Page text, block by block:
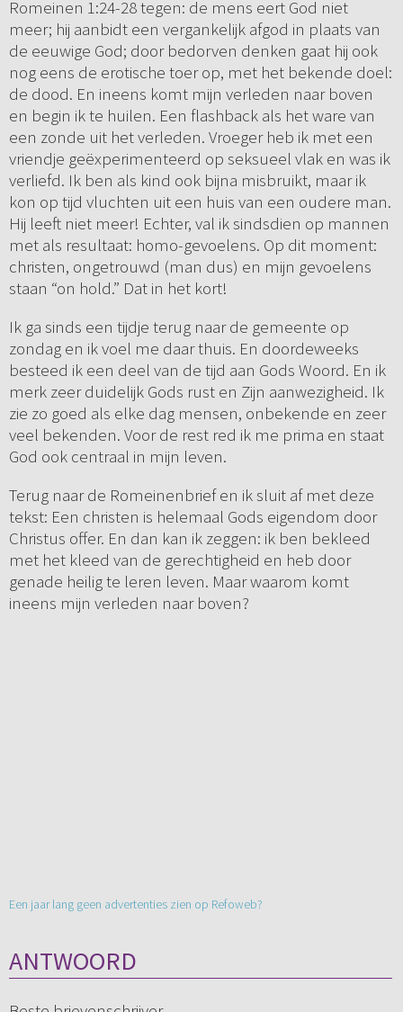
Romeinen 1:24-28 tegen: de mens eert God niet
meer; hij aanbidt een vergankelijk afgod in plaats van
de eeuwige God; door bedorven denken gaat hij ook
nog eens de erotische toer op, met het bekende doel:
de dood. En ineens komt mijn verleden naar boven
en begin ik te huilen. Een flashback als het ware van
een zonde uit het verleden. Vroeger heb ik met een
vriendje geëxperimenteerd op seksueel vlak en was ik
verliefd. Ik ben als kind ook bijna misbruikt, maar ik
kon op tijd vluchten uit een huis van een oudere man.
Hij leeft niet meer! Echter, val ik sindsdien op mannen
met als resultaat: homo-gevoelens. Op dit moment:
christen, ongetrouwd (man dus) en mijn gevoelens
staan “on hold.” Dat in het kort!
Ik ga sinds een tijdje terug naar de gemeente op
zondag en ik voel me daar thuis. En doordeweeks
besteed ik een deel van de tijd aan Gods Woord. En ik
merk zeer duidelijk Gods rust en Zijn aanwezigheid. Ik
zie zo goed als elke dag mensen, onbekende en zeer
veel bekenden. Voor de rest red ik me prima en staat
God ook centraal in mijn leven.
Terug naar de Romeinenbrief en ik sluit af met deze
tekst: Een christen is helemaal Gods eigendom door
Christus offer. En dan kan ik zeggen: ik ben bekleed
met het kleed van de gerechtigheid en heb door
genade heilig te leren leven. Maar waarom komt
ineens mijn verleden naar boven?
Een jaar lang geen advertenties zien op Refoweb?
ANTWOORD